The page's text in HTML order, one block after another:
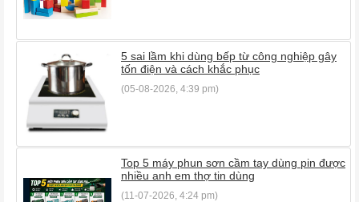
5 sai lầm khi dùng bếp từ công nghiệp gây
tốn điện và cách khắc phục
(05-08-2026, 4:39 pm)
Top 5 máy phun sơn cầm tay dùng pin được
nhiều anh em thợ tin dùng
(11-07-2026, 4:24 pm)